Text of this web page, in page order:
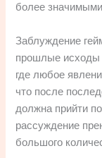
более
Заблуждение
прошлые исходы
где любое
что после
должна прийти
рассуждение
большого